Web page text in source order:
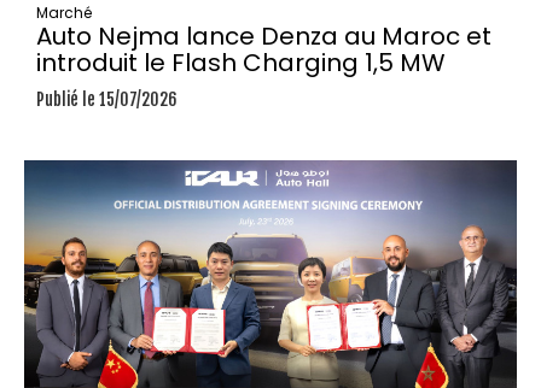
Marché
Auto Nejma lance Denza au Maroc et
introduit le Flash Charging 1,5 MW
Publié le 15/07/2026